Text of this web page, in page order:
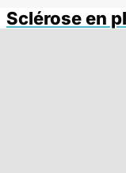
Sclérose en